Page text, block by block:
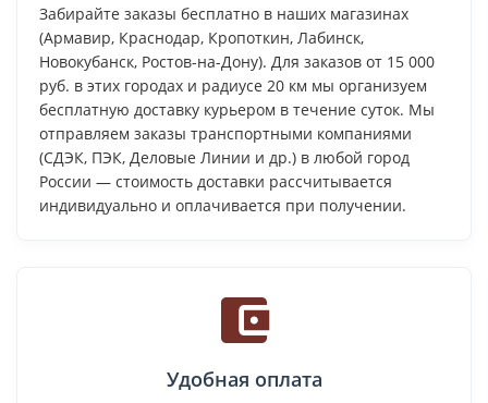
Забирайте заказы бесплатно в наших магазинах
(Армавир, Краснодар, Кропоткин, Лабинск,
Новокубанск, Ростов-на-Дону). Для заказов от 15 000
руб. в этих городах и радиусе 20 км мы организуем
бесплатную доставку курьером в течение суток. Мы
отправляем заказы транспортными компаниями
(СДЭК, ПЭК, Деловые Линии и др.) в любой город
России — стоимость доставки рассчитывается
индивидуально и оплачивается при получении.
Удобная оплата